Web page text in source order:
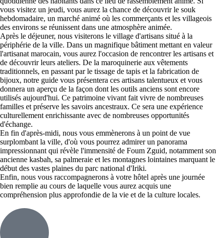
vous visitez un jeudi, vous aurez la chance de découvrir le souk
hebdomadaire, un marché animé où les commerçants et les villageois
des environs se réunissent dans une atmosphère animée.
Après le déjeuner, nous visiterons le village d'artisans situé à la
périphérie de la ville. Dans un magnifique bâtiment mettant en valeur
l'artisanat marocain, vous aurez l'occasion de rencontrer les artisans et
de découvrir leurs ateliers. De la maroquinerie aux vêtements
traditionnels, en passant par le tissage de tapis et la fabrication de
bijoux, notre guide vous présentera ces artisans talentueux et vous
donnera un aperçu de la façon dont les outils anciens sont encore
utilisés aujourd'hui. Ce patrimoine vivant fait vivre de nombreuses
familles et préserve les savoirs ancestraux. Ce sera une expérience
culturellement enrichissante avec de nombreuses opportunités
d'échange.
En fin d'après-midi, nous vous emmènerons à un point de vue
surplombant la ville, d'où vous pourrez admirer un panorama
impressionnant qui révèle l'immensité de Foum Zguid, notamment son
ancienne kasbah, sa palmeraie et les montagnes lointaines marquant le
début des vastes plaines du parc national d'Iriki.
Enfin, nous vous raccompagnerons à votre hôtel après une journée
bien remplie au cours de laquelle vous aurez acquis une
compréhension plus approfondie de la vie et de la culture locales.